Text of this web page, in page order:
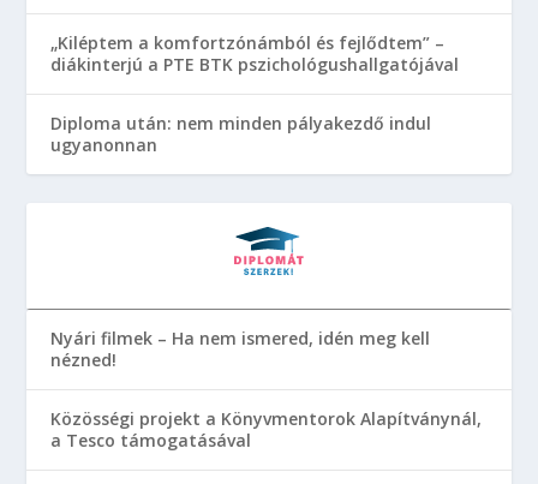
„Kiléptem a komfortzónámból és fejlődtem” –
diákinterjú a PTE BTK pszichológushallgatójával
Diploma után: nem minden pályakezdő indul
ugyanonnan
Nyári filmek – Ha nem ismered, idén meg kell
nézned!
Közösségi projekt a Könyvmentorok Alapítványnál,
a Tesco támogatásával